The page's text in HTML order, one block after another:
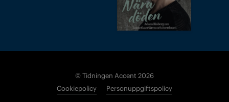
© Tidningen Accent 2026
Cookiepolicy
Personuppgiftspolicy